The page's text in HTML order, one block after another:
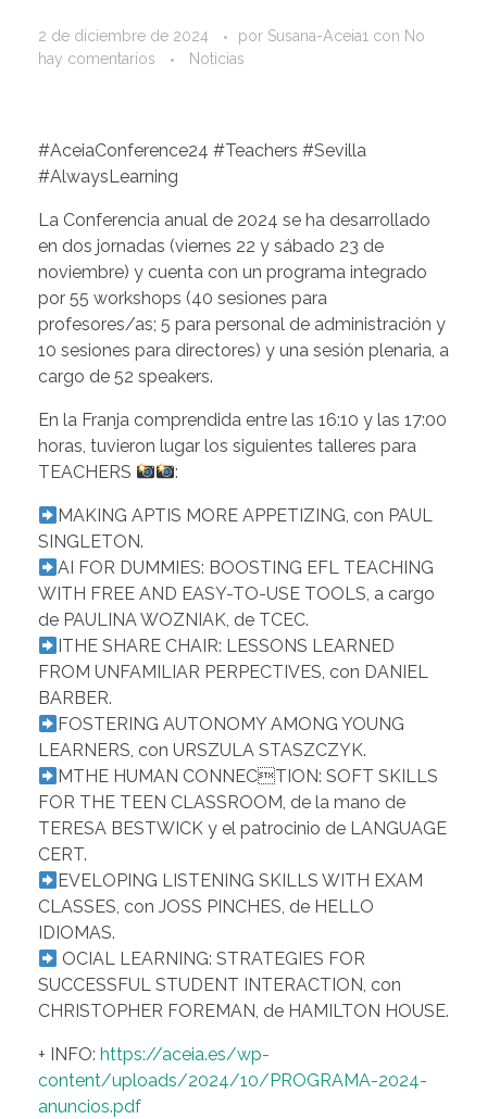
2 de diciembre de 2024 por Susana-Aceia1 con No
hay comentarios
Noticias
#AceiaConference24 #Teachers #Sevilla
#AlwaysLearning
La Conferencia anual de 2024 se ha desarrollado
en dos jornadas (viernes 22 y sábado 23 de
noviembre) y cuenta con un programa integrado
por 55 workshops (40 sesiones para
profesores/as; 5 para personal de administración y
10 sesiones para directores) y una sesión plenaria, a
cargo de 52 speakers.
En la Franja comprendida entre las 16:10 y las 17:00
horas, tuvieron lugar los siguientes talleres para
TEACHERS
:
MAKING APTIS MORE APPETIZING, con PAUL
SINGLETON.
AI FOR DUMMIES: BOOSTING EFL TEACHING
WITH FREE AND EASY-TO-USE TOOLS, a cargo
de PAULINA WOZNIAK, de TCEC.
ITHE SHARE CHAIR: LESSONS LEARNED
FROM UNFAMILIAR PERPECTIVES, con DANIEL
BARBER.
FOSTERING AUTONOMY AMONG YOUNG
LEARNERS, con URSZULA STASZCZYK.
MTHE HUMAN CONNECTION: SOFT SKILLS
FOR THE TEEN CLASSROOM, de la mano de
TERESA BESTWICK y el patrocinio de LANGUAGE
CERT.
EVELOPING LISTENING SKILLS WITH EXAM
CLASSES, con JOSS PINCHES, de HELLO
IDIOMAS.
OCIAL LEARNING: STRATEGIES FOR
SUCCESSFUL STUDENT INTERACTION, con
CHRISTOPHER FOREMAN, de HAMILTON HOUSE.
+ INFO: https://aceia.es/wp-
content/uploads/2024/10/PROGRAMA-2024-
anuncios.pdf